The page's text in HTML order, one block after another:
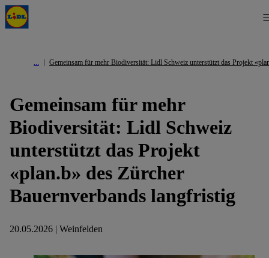
Gemeinsam für mehr Biodiversität: Lidl Schweiz unterstützt das Projekt
Gemeinsam für mehr
Biodiversität: Lidl Schweiz
unterstützt das Projekt
«plan.b» des Zürcher
Bauernverbands langfristig
20.05.2026 | Weinfelden